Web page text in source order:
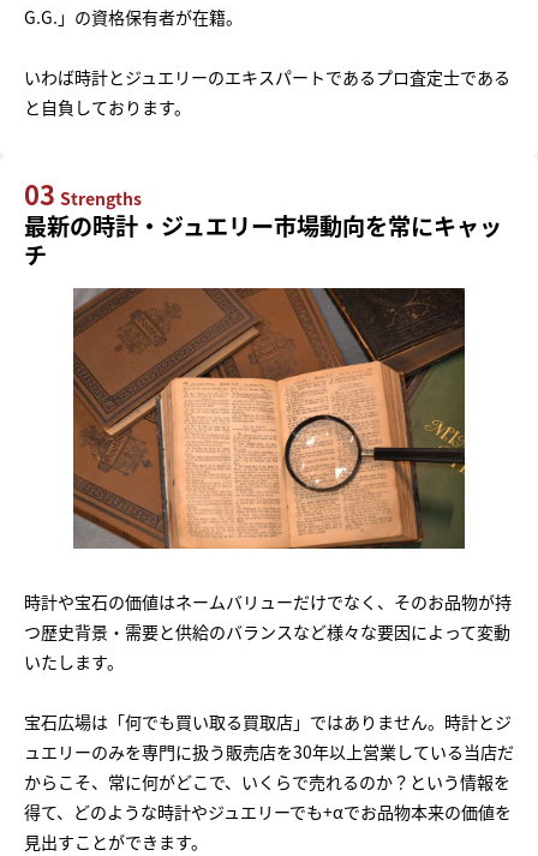
G.G.」の資格保有者が在籍。
いわば時計とジュエリーのエキスパートであるプロ査定士である
と自負しております。
03 Strengths
最新の時計・ジュエリー市場動向を常にキャッ
チ
時計や宝石の価値はネームバリューだけでなく、そのお品物が持
つ歴史背景・需要と供給のバランスなど様々な要因によって変動
いたします。
宝石広場は「何でも買い取る買取店」ではありません。時計とジ
ュエリーのみを専門に扱う販売店を30年以上営業している当店だ
からこそ、常に何がどこで、いくらで売れるのか？という情報を
得て、どのような時計やジュエリーでも+αでお品物本来の価値を
見出すことができます。